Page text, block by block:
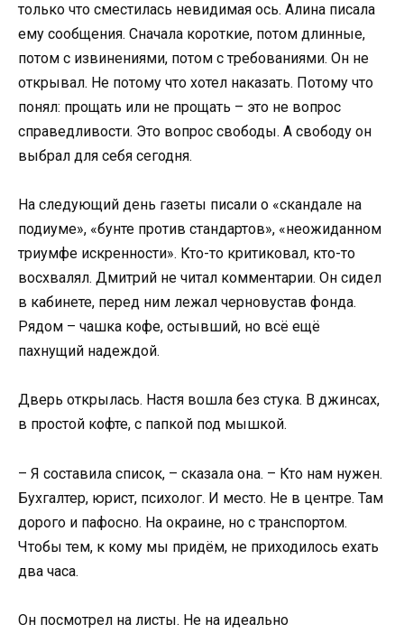
только что сместилась невидимая ось. Алина писала
ему сообщения. Сначала короткие, потом длинные,
потом с извинениями, потом с требованиями. Он не
открывал. Не потому что хотел наказать. Потому что
понял: прощать или не прощать – это не вопрос
справедливости. Это вопрос свободы. А свободу он
выбрал для себя сегодня.
На следующий день газеты писали о «скандале на
подиуме», «бунте против стандартов», «неожиданном
триумфе искренности». Кто-то критиковал, кто-то
восхвалял. Дмитрий не читал комментарии. Он сидел
в кабинете, перед ним лежал черновустав фонда.
Рядом – чашка кофе, остывший, но всё ещё
пахнущий надеждой.
Дверь открылась. Настя вошла без стука. В джинсах,
в простой кофте, с папкой под мышкой.
– Я составила список, – сказала она. – Кто нам нужен.
Бухгалтер, юрист, психолог. И место. Не в центре. Там
дорого и пафосно. На окраине, но с транспортом.
Чтобы тем, к кому мы придём, не приходилось ехать
два часа.
Он посмотрел на листы. Не на идеально